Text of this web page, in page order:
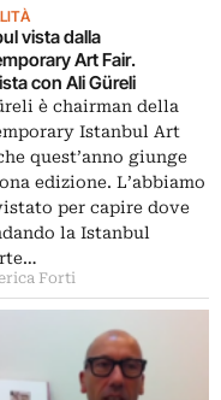
vista dalla
Art Fair.
con Ali Güreli
è chairman della
Istanbul Art
quest’anno giunge
edizione. L’abbiamo
per capire dove
la Istanbul
Forti